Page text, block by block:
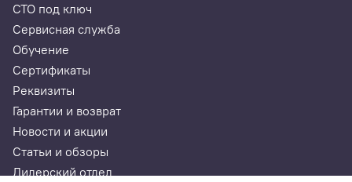
СТО под ключ
Сервисная служба
Обучение
Сертификаты
Реквизиты
Гарантии и возврат
Новости и акции
Статьи и обзоры
Дилерский отдел